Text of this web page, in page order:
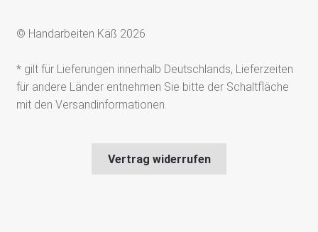
© Handarbeiten Käß 2026
* gilt für Lieferungen innerhalb Deutschlands, Lieferzeiten
für andere Länder entnehmen Sie bitte der Schaltfläche
mit den Versandinformationen.
Vertrag widerrufen